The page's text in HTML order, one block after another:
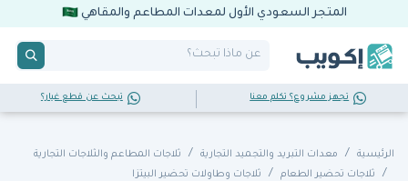
المتجر السعودي الأول لمعدات المطاعم والمقاهي
تجهز مشروع؟ تكلم معنا تبحث عن قطع غيار؟
الرئيسية معدات التبريد والتجميد التجارية
ثلاجات المطاعم والثلاجات التجارية
ثلاجات تحضير الطعام
ثلاجات وطاولات تحضير البيتزا